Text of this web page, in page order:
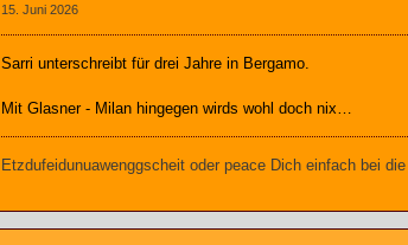
15. Juni 2026
Sarri unterschreibt für drei Jahre in Bergamo.
Mit Glasner - Milan hingegen wirds wohl doch nix…
Etzdufeidunuawenggscheit oder peace Dich einfach bei